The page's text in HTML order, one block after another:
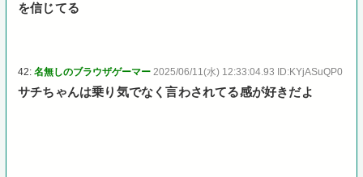
を信じてる
42:名無しのブラウザゲーマー 2025/06/11(水) 12:33:04.93 ID:KYjASuQP0
サチちゃんは乗り気でなく言わされてる感が好きだよ